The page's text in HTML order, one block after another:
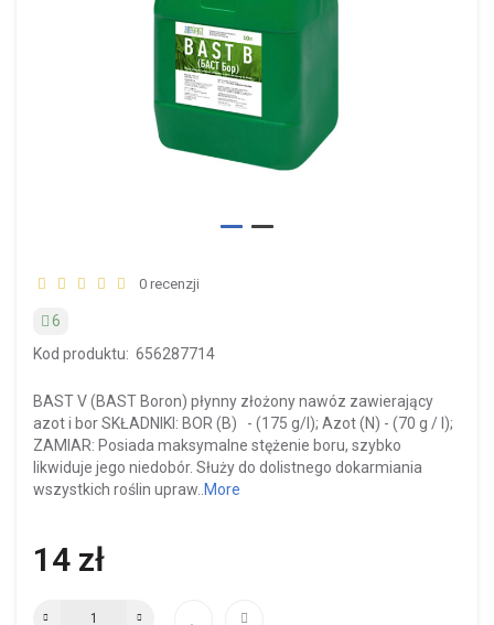
0 recenzji
6
Kod produktu: 656287714
BAST V (BAST Boron) płynny złożony nawóz zawierający
azot i bor SKŁADNIKI: BOR (B) - (175 g/l); Azot (N) - (70 g / l);
ZAMIAR: Posiada maksymalne stężenie boru, szybko
likwiduje jego niedobór. Służy do dolistnego dokarmiania
wszystkich roślin upraw.. More
14 zł